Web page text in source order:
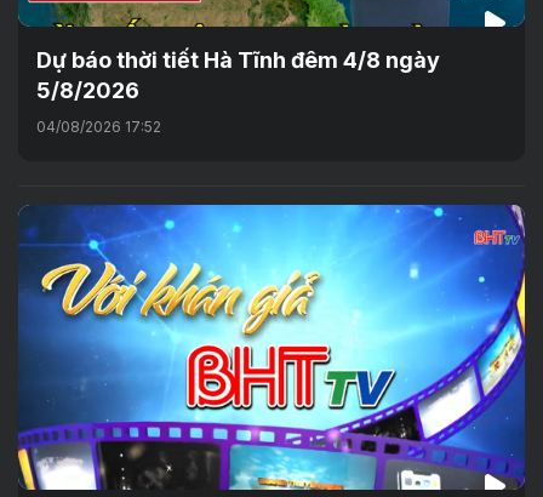
Dự báo thời tiết Hà Tĩnh đêm 4/8 ngày
5/8/2026
04/08/2026 17:52